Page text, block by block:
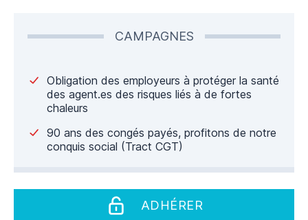
CAMPAGNES
Obligation des employeurs à protéger la santé
des agent.es des risques liés à de fortes
chaleurs
90 ans des congés payés, profitons de notre
conquis social (Tract CGT)
ADHÉRER